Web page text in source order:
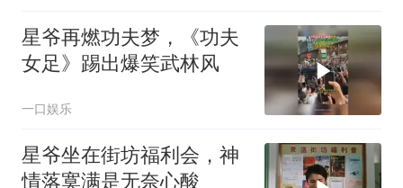
星爷再燃功夫梦，《功夫
女足》踢出爆笑武林风
一口娱乐
星爷坐在街坊福利会，神
情落寞满是无奈心酸